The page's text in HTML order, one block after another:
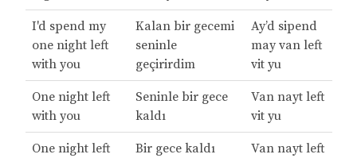
I'd spend my
one night left
with you
Kalan bir gecemi
seninle
geçirirdim
Ay’d sipend
may van left
vit yu
One night left
with you
Seninle bir gece
kaldı
Van nayt left
vit yu
One night left Bir gece kaldı Van nayt left